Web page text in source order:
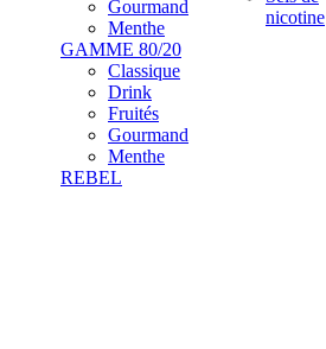
Gourmand
Menthe
GAMME 80/20
Classique
Drink
Fruités
Gourmand
Menthe
REBEL
nicotine